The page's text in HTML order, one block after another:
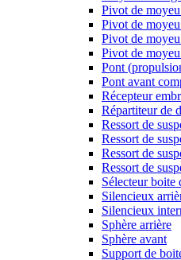
Pivot de
Pivot de
Pivot de
Pivot de
Pont
Pont avant
Récepteur
Répartiteur de
Ressort de
Ressort de
Ressort de
Ressort de
Sélecteur boite
Silencieux
Silencieux
Sphère arrière
Sphère avant
Support de